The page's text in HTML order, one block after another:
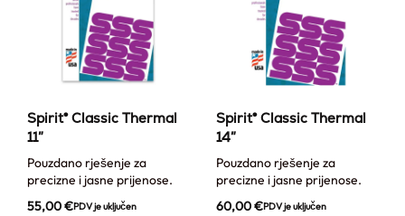
Spirit® Classic Thermal
11″
Pouzdano rješenje za
precizne i jasne prijenose.
55,00€PDV je uključen
Spirit® Classic Thermal
14″
Pouzdano rješenje za
precizne i jasne prijenose.
60,00€PDV je uključen